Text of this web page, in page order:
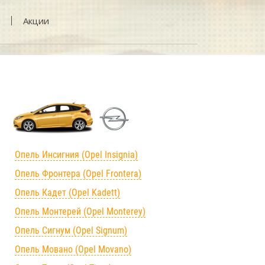
Акции
Опель Инсигния (Opel Insignia)
Опель Фронтера (Opel Frontera)
Опель Кадет (Opel Kadett)
Опель Монтерей (Opel Monterey)
Опель Сигнум (Opel Signum)
Опель Мовано (Opel Movano)